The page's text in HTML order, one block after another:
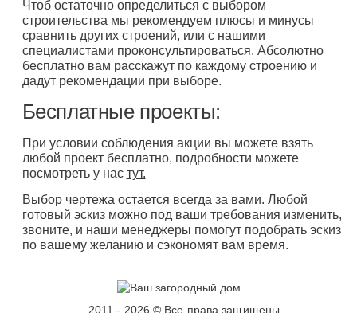
Чтоб остаточно определиться с выбором
строительства мы рекомендуем плюсы и минусы
сравнить других строений, или с нашими
специалистами проконсультироваться. Абсолютно
бесплатно вам расскажут по каждому строению и
дадут рекомендации при выборе.
Бесплатные проекты:
При условии соблюдения акции вы можете взять
любой проект бесплатно, подробности можете
посмотреть у нас тут.
Выбор чертежа остается всегда за вами. Любой
готовый эскиз можно под ваши требования изменить,
звоните, и наши менеджеры помогут подобрать эскиз
по вашему желанию и сэкономят вам время.
2011 - 2026 © Все права защищены